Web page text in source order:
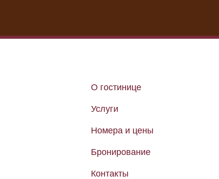
О гостинице
Услуги
Номера и цены
Бронирование
Контакты